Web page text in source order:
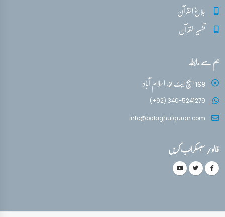
تفسیر قرآن سورہ ‎النمل
آیات 89 - 93
بلاغ القرآن
تفسیر القرآن
ہم سے رابطہ
168 ایچ ایٹ 2، اسلام آباد
(+92) 340-5241279
info@balaghulquran.com
فالو / سبسکرائب کریں